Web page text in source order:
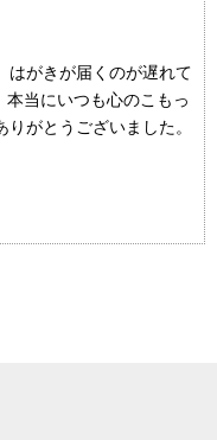
はがきが届くのが遅れて
当にいつも心のこもっ
がとうございました。